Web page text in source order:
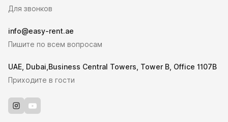
Для звонков
info@easy-rent.ae
Пишите по всем вопросам
UAE, Dubai,Business Central Towers, Tower B, Office 1107B
Приходите в гости
Instagram
Youtube